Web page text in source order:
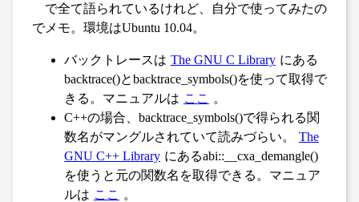
で全て語られているけれど、自分で使ってみたの
でメモ。環境はUbuntu 10.04。
バックトレースは The GNU C Library にある
backtrace()とbacktrace_symbols()を使って取得で
きる。マニュアルは ここ
。
C++の場合、backtrace_symbols()で得られる関
数名がマングルされていて読みづらい。
The
GNU C++ Library にあるabi::__cxa_demangle()
を使うと元の関数名を取得できる。マニュア
ルは ここ 。